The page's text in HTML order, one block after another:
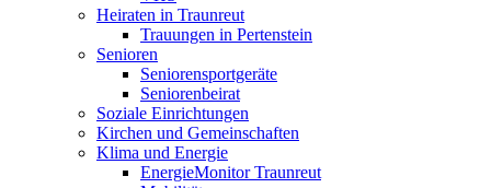
Heiraten in Traunreut
Trauungen in Pertenstein
Senioren
Seniorensportgeräte
Seniorenbeirat
Soziale Einrichtungen
Kirchen und Gemeinschaften
Klima und Energie
EnergieMonitor Traunreut